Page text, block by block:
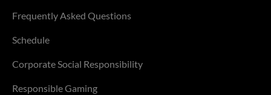
Frequently Asked Questions
Schedule
Corporate Social Responsibility
Responsible Gaming